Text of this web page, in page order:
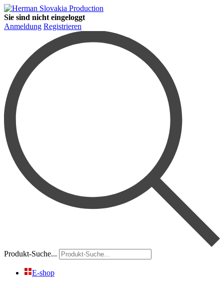
Sie sind nicht eingeloggt
Anmeldung Registrieren
Produkt-Suche...
E-shop